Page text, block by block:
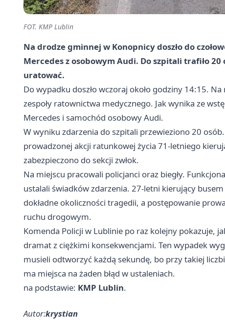
FOT. KMP Lublin
Na drodze gminnej w Konopnicy doszło do
Mercedes z osobowym Audi. Do szpitali trafiło
uratować.
Do wypadku doszło wczoraj około godziny 14:15.
zespoły ratownictwa medycznego. Jak wynika ze
Mercedes i samochód osobowy Audi.
W wyniku zdarzenia do szpitali przewieziono 20
prowadzonej akcji ratunkowej życia 71-letniego
zabezpieczono do sekcji zwłok.
Na miejscu pracowali policjanci oraz biegły.
ustalali świadków zdarzenia. 27-letni kierujący
dokładne okoliczności tragedii, a postępowanie
ruchu drogowym.
Komenda Policji w Lublinie po raz kolejny pokazuje,
dramat z ciężkimi konsekwencjami. Ten wypadek
musieli odtworzyć każdą sekundę, bo przy takiej
ma miejsca na żaden błąd w ustaleniach.
na podstawie: KMP Lublin.
Autor:krystian